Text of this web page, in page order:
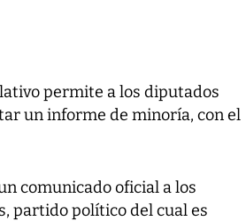
permite a los diputados
un informe de minoría, con el
comunicado oficial a los
partido político del cual es